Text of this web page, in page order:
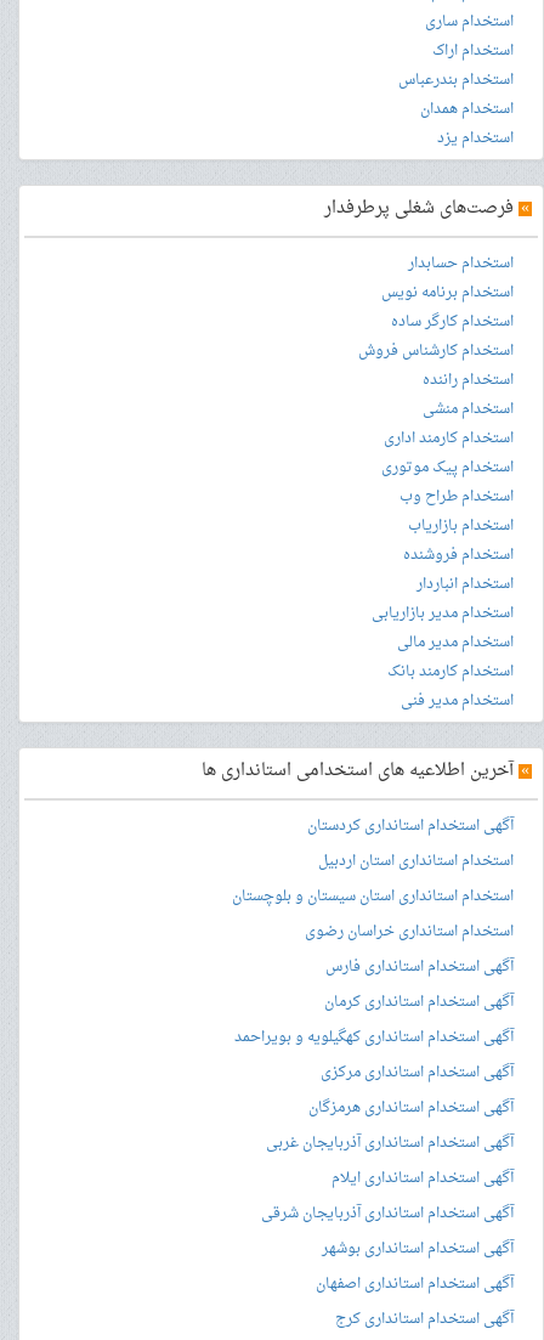
استخدام ساری
استخدام اراک
استخدام بندرعباس
استخدام همدان
استخدام یزد
» فرصت‌های شغلی پرطرفدار
استخدام حسابدار
استخدام برنامه نویس
استخدام کارگر ساده
استخدام کارشناس فروش
استخدام راننده
استخدام منشی
استخدام کارمند اداری
استخدام پیک موتوری
استخدام طراح وب
استخدام بازاریاب
استخدام فروشنده
استخدام انباردار
استخدام مدیر بازاریابی
استخدام مدیر مالی
استخدام کارمند بانک
استخدام مدیر فنی
»آخرین اطلاعیه های استخدامی استانداری ها
آگهی استخدام استانداری کردستان
استخدام استانداری استان اردبیل
استخدام استانداری استان سیستان و بلوچستان
استخدام استانداری خراسان رضوی
آگهی استخدام استانداری فارس
آگهی استخدام استانداری کرمان
آگهی استخدام استانداری کهگیلویه و بویراحمد
آگهی استخدام استانداری مرکزی
آگهی استخدام استانداری هرمزگان
آگهی استخدام استانداری آذربایجان غربی
آگهی استخدام استانداری ایلام
آگهی استخدام استانداری آذربایجان شرقی
آگهی استخدام استانداری بوشهر
آگهی استخدام استانداری اصفهان
آگهی استخدام استانداری کرج